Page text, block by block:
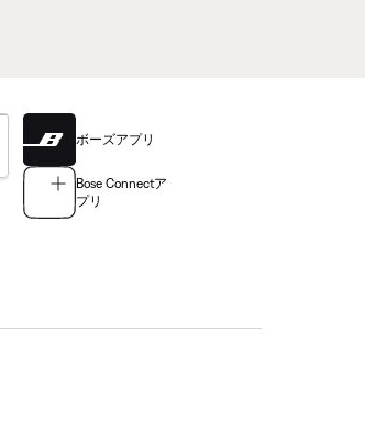
Toggle ボーズアプリ
Bose Connectア
プリ